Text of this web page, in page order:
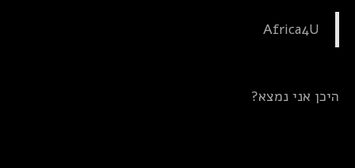
Africa4U
היכן אני נמצא?